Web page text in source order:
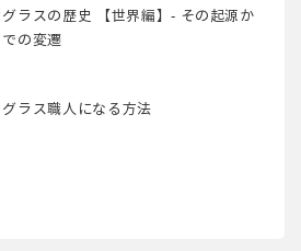
ラスの歴史 【世界編】- その起源か
の変遷
ラス職人になる方法